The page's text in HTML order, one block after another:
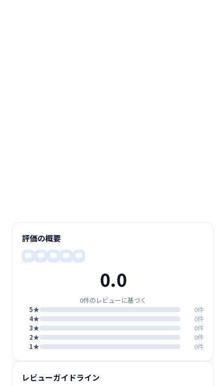
評価の概要
0.0
0件のレビューに基づく
5★
0件
4★
0件
3★
0件
2★
0件
1★
0件
レビューガイドライン